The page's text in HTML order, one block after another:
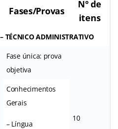
Fases/Provas
Nº de
itens
TÉCNICO ADMINISTRATIVO
Fase única: prova
objetiva
10
Conhecimentos
Gerais
– Língua